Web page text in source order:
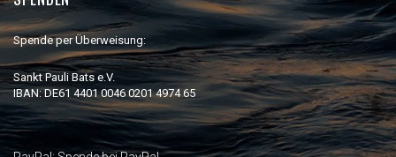
Spende per Überweisung:
Sankt Pauli Bats e.V.
IBAN: DE61 4401 0046 0201 4974 65